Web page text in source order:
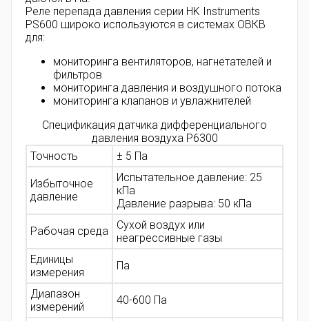
Реле перепада давления серии HK Instruments
PS600 широко используются в системах ОВКВ
для:
мониторинга вентиляторов, нагнетателей и
фильтров
мониторинга давления и воздушного потока
мониторинга клапанов и увлажнителей
Спецификация датчика дифференциального
давления воздуха P6300
Точность
± 5 Па
Избыточное
давление
Испытательное давление: 25
кПа
Давление разрыва: 50 кПа
Рабочая среда
Сухой воздух или
неагрессивные газы
Единицы
измерения
Па
Диапазон
измерений
40-600 Па